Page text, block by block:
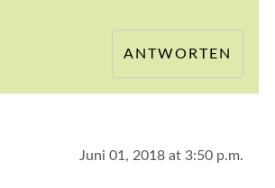
ANTWORTEN
Juni 01, 2018 at 3:50 p.m.